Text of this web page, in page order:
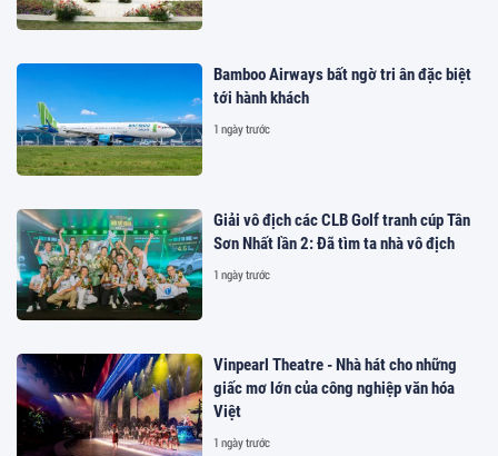
Bamboo Airways bất ngờ tri ân đặc biệt
tới hành khách
1 ngày trước
Giải vô địch các CLB Golf tranh cúp Tân
Sơn Nhất lần 2: Đã tìm ta nhà vô địch
1 ngày trước
Vinpearl Theatre - Nhà hát cho những
giấc mơ lớn của công nghiệp văn hóa
Việt
1 ngày trước